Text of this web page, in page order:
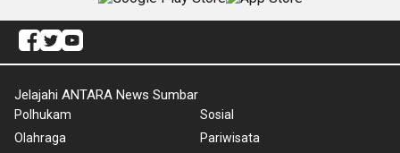
Jelajahi ANTARA News Sumbar
Polhukam
Olahraga
Sosial
Pariwisata